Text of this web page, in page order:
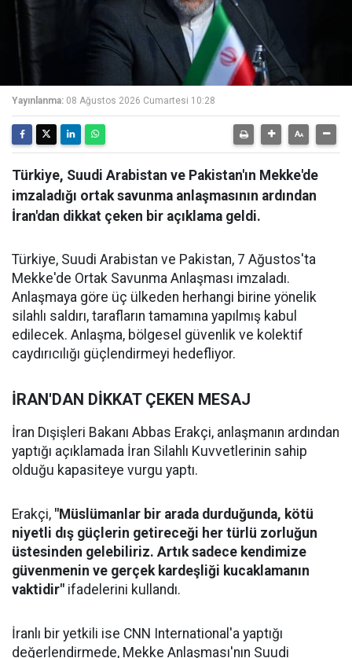
Yayınlanma: 08 Ağustos 2026 Cumartesi 10:28
Türkiye, Suudi Arabistan ve Pakistan'ın Mekke'de
imzaladığı ortak savunma anlaşmasının ardından
İran'dan dikkat çeken bir açıklama geldi.
Türkiye, Suudi Arabistan ve Pakistan, 7 Ağustos'ta
Mekke'de Ortak Savunma Anlaşması imzaladı.
Anlaşmaya göre üç ülkeden herhangi birine yönelik
silahlı saldırı, tarafların tamamına yapılmış kabul
edilecek. Anlaşma, bölgesel güvenlik ve kolektif
caydırıcılığı güçlendirmeyi hedefliyor.
İRAN'DAN DİKKAT ÇEKEN MESAJ
İran Dışişleri Bakanı Abbas Erakçi, anlaşmanın ardından
yaptığı açıklamada İran Silahlı Kuvvetlerinin sahip
olduğu kapasiteye vurgu yaptı.
Erakçi, "Müslümanlar bir arada durduğunda, kötü
niyetli dış güçlerin getireceği her türlü zorluğun
üstesinden gelebiliriz. Artık sadece kendimize
güvenmenin ve gerçek kardeşliği kucaklamanın
vaktidir" ifadelerini kullandı.
İranlı bir yetkili ise CNN International'a yaptığı
değerlendirmede, Mekke Anlaşması'nın Suudi